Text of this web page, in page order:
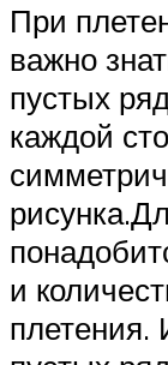
При
важно
пустых
каждой
и
плетения.